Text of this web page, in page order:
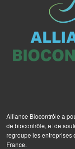
Alliance Biocontrôle a
de biocontrôle, et de
regroupe les entreprises
France.